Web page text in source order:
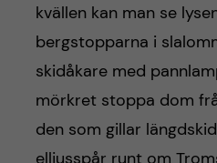
kvällen kan man se
bergstopparna i
skidåkare med
mörkret stoppa dom
den som gillar
elljusspår runt om